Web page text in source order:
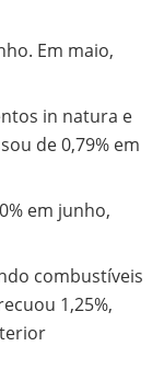
Em maio,
in natura e
de 0,79% em
em junho,
combustíveis
1,25%,